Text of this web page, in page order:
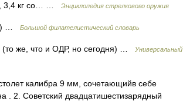
3,4 кг со… …
Энциклопедия стрелкового оружия
… Большой филателистический словарь
(то же, что и ОДР, но сегодня) …
Универсальный
калибра 9 мм, сочетающийв себе
. 2. Советский двадцатишестизарядный